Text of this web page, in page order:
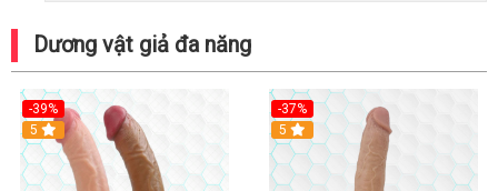
Dương vật giả đa năng
-39%
Hot
5
-37%
5